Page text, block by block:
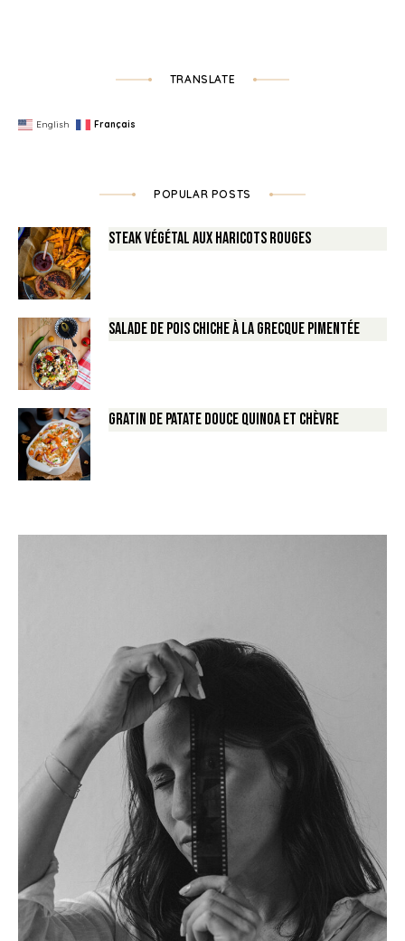
TRANSLATE
English Français
POPULAR POSTS
Steak végétal aux haricots rouges
Salade de Pois chiche à la Grecque pimentée
Gratin de Patate douce Quinoa et Chèvre